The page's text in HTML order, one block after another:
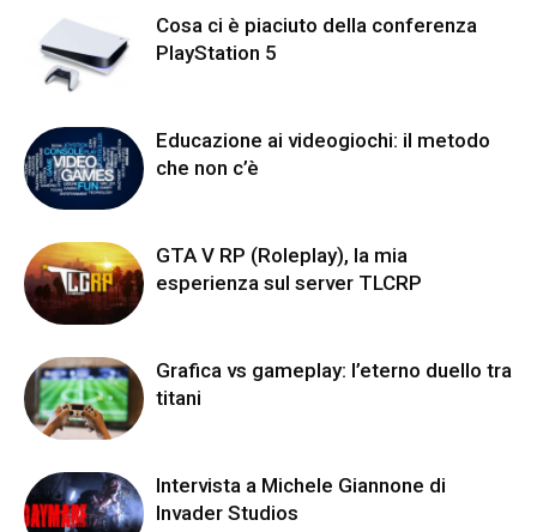
Cosa ci è piaciuto della conferenza
PlayStation 5
Educazione ai videogiochi: il metodo
che non c’è
GTA V RP (Roleplay), la mia
esperienza sul server TLCRP
Grafica vs gameplay: l’eterno duello tra
titani
Intervista a Michele Giannone di
Invader Studios